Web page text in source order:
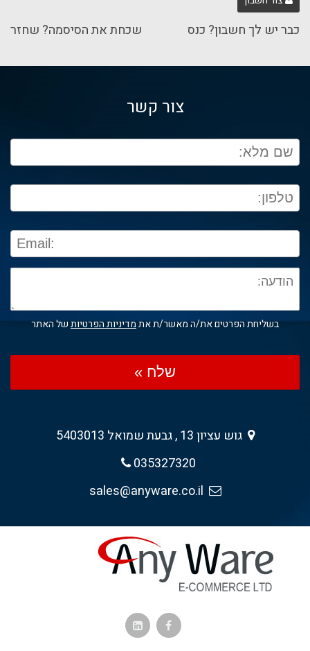
כבר יש לך חשבון? כנס שכחת את הסיסמה? שחזר
צור קשר
בשליחת הפרטים את/ה מאשר/ת אתמדיניות הפרטיותשל האתר
שלח »
גוש עציון 13 , גבעת שמואל 5403013
035327320